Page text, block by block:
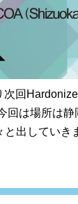
回
回は場所は
出していき